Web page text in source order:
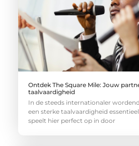
Ontdek The Square Mile: Jouw
taalvaardigheid
In de steeds internationaler
een sterke taalvaardigheid
speelt hier perfect op in door